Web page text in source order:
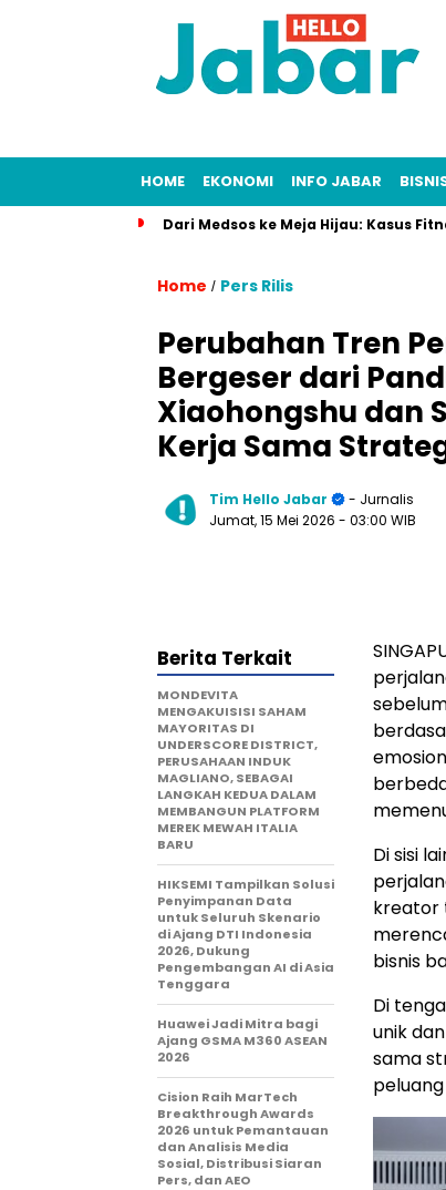
HOME EKONOMI INFO JABAR
Dari Medsos ke Meja Hijau: Kasus
Home / Pers Rilis
Perubahan Tren
Bergeser dari
Xiaohongshu dan
Kerja Sama
Tim Hello Jabar
- Jurnalis
Jumat, 15 Mei 2026 - 03:00 WIB
Di sisi
kreator
bisnis
Di
unik
sama
Berita Terkait
MONDEVITA
MENGAKUISISI SAHAM
MAYORITAS DI
UNDERSCORE DISTRICT,
PERUSAHAAN INDUK
MAGLIANO, SEBAGAI
LANGKAH KEDUA DALAM
MEMBANGUN PLATFORM
MEREK MEWAH ITALIA
BARU
HIKSEMI Tampilkan Solusi
Penyimpanan Data
untuk Seluruh Skenario
di Ajang DTI Indonesia
2026, Dukung
Pengembangan AI di Asia
Tenggara
Huawei Jadi Mitra bagi
Ajang GSMA M360 ASEAN
2026
Cision Raih MarTech
Breakthrough Awards
2026 untuk Pemantauan
dan Analisis Media
Sosial, Distribusi Siaran
Pers, dan AEO